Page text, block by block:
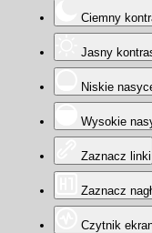
Ciemny
Jasny
Niskie
Wysokie
Zaznacz linki
Zaznacz
Czytnik